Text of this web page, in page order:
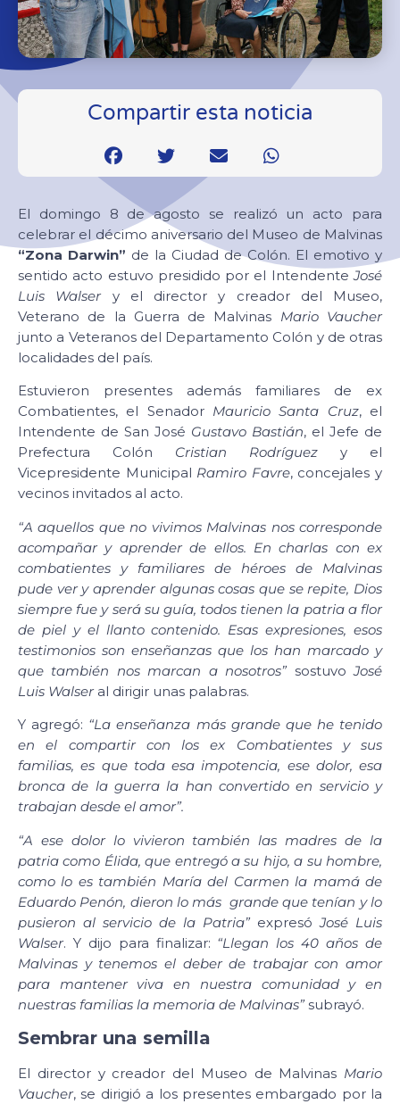
Compartir esta noticia
El domingo 8 de agosto se realizó un acto para
celebrar el décimo aniversario del Museo de Malvinas
“Zona Darwin” de la Ciudad de Colón. El emotivo y
sentido acto estuvo presidido por el IntendenteJosé
Luis Walsery el director y creador del Museo,
Veterano de la Guerra de Malvinas Mario Vaucher
junto a Veteranos del Departamento Colón y de otras
localidades del país.
Estuvieron presentes además familiares de ex
Combatientes, el Senador Mauricio Santa Cruz, el
Intendente de San José Gustavo Bastián, el Jefe de
Prefectura Colón Cristian Rodríguez y el
Vicepresidente Municipal Ramiro Favre, concejales y
vecinos invitados al acto.
“A aquellos que no vivimos Malvinas nos corresponde
acompañar y aprender de ellos. En charlas con ex
combatientes y familiares de héroes de Malvinas
pude ver y aprender algunas cosas que se repite, Dios
siempre fue y será su guía, todos tienen la patria a flor
de piel y el llanto contenido. Esas expresiones, esos
testimonios son enseñanzas que los han marcado y
que también nos marcan a nosotros”sostuvoJosé
Luis Walseral dirigir unas palabras.
Y agregó: “La enseñanza más grande que he tenido
en el compartir con los ex Combatientes y sus
familias, es que toda esa impotencia, ese dolor, esa
bronca de la guerra la han convertido en servicio y
trabajan desde el amor”.
“A ese dolor lo vivieron también las madres de la
patria como Élida, que entregó a su hijo, a su hombre,
como lo es también María del Carmen la mamá de
Eduardo Penón, dieron lo más grande que tenían y lo
pusieron al servicio de la Patria”expresóJosé Luis
Walser. Y dijo para finalizar: “Llegan los 40 años de
Malvinas y tenemos el deber de trabajar con amor
para mantener viva en nuestra comunidad y en
nuestras familias la memoria de Malvinas”subrayó.
Sembrar una semilla
El director y creador del Museo de Malvinas Mario
Vaucher, se dirigió a los presentes embargado por la